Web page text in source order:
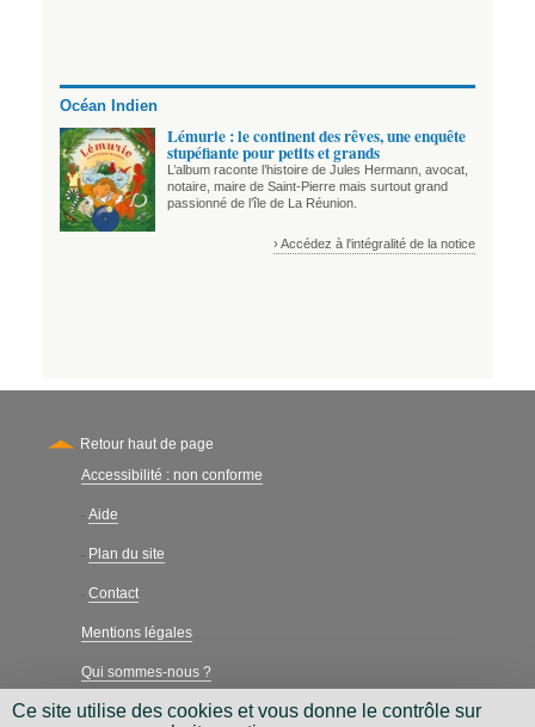
Océan Indien
Lémurie : le continent des rêves, une enquête
stupéfiante pour petits et grands
L’album raconte l’histoire de Jules Hermann, avocat,
notaire, maire de Saint-Pierre mais surtout grand
passionné de l’île de La Réunion.
› Accédez à l'intégralité de la notice
Retour haut de page
Secondary
Accessibilité : non conforme
- Aide
- Plan du site
- Contact
Mentions légales
Qui sommes-nous ?
Charte néthique
Ce site utilise des cookies et vous donne le contrôle sur